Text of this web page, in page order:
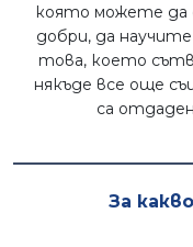
която можете да
добри, да
това, което
някъде все още
са
За